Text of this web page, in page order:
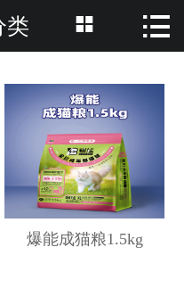
网站首页
产品分类
资讯中心
养护知识
类  
爆能成猫粮1.5kg